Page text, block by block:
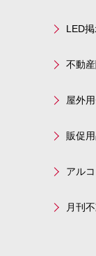
LED
不動
屋外
販促
アル
月刊